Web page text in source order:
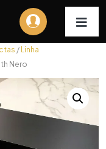
/ Linha
Nero